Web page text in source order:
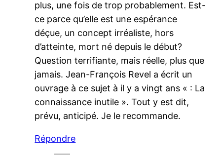
plus, une fois de trop probablement. Est-
ce parce qu’elle est une espérance
déçue, un concept irréaliste, hors
d’atteinte, mort né depuis le début?
Question terrifiante, mais réelle, plus que
jamais. Jean-François Revel a écrit un
ouvrage à ce sujet à il y a vingt ans « : La
connaissance inutile ». Tout y est dit,
prévu, anticipé. Je le recommande.
Répondre